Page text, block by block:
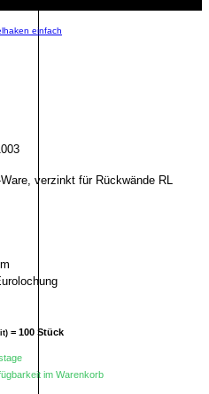
einfach
verzinkt für Rückwände RL
= 100 Stück
im Warenkorb